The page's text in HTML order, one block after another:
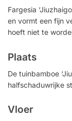
Fargesia
en vormt een fijn
hoeft niet te
Plaats
De tuinbamboe
halfschaduwrijke
Vloer